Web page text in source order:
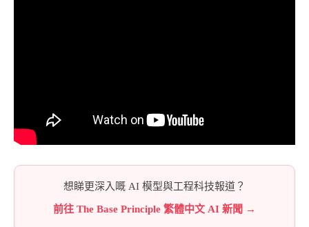
想睇更深入嘅 AI 模型與工程科技報道？
前往 The Base Principle 繁體中文 AI 新聞 →